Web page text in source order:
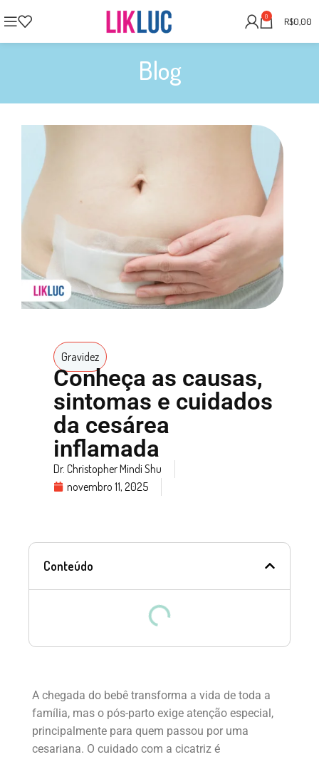
0 R$0,00
Blog
Gravidez
Conheça as causas,
sintomas e cuidados
da cesárea
inflamada
Dr. Christopher Mindi Shu
novembro 11, 2025
Conteúdo
A chegada do bebê transforma a vida de toda a
família, mas o pós-parto exige atenção especial,
principalmente para quem passou por uma
cesariana. O cuidado com a cicatriz é